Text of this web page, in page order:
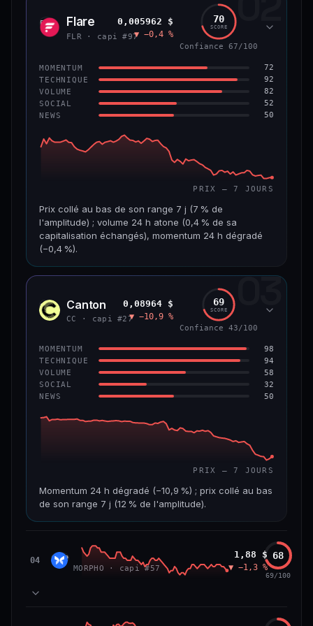
VAR. 7 J VAR. 30 J
+2,5 %
VS ATH
−45,9 %
CONFIANCE 65/100
FLR Flare
FLR · capi #97
0,005962 $
▼ −0,4 %
70
SCORE
Confiance 67/100
MOMENTUM 72
TECHNIQUE 92
VOLUME 82
SOCIAL 52
NEWS 50
PRIX — 7 JOURS
Prix collé au bas de son range 7 j (7 % de
l'amplitude) ; volume 24 h atone (0,4 % de sa
capitalisation échangés), momentum 24 h dégradé
(−0,4 %).
CAP. MARCHÉ VOLUME 24 H
VAR. 7 J VAR. 30 J
−8,8 %
VS ATH
−96,0 %
RANG CAPI.
#97
CONFIANCE 67/100
03
CC Canton
CC · capi #27
0,08964 $
▼ −10,9 %
69
SCORE
Confiance 43/100
MOMENTUM 98
TECHNIQUE 94
VOLUME 58
SOCIAL 32
NEWS 50
PRIX — 7 JOURS
Momentum 24 h dégradé (−10,9 %) ; prix collé au bas
de son range 7 j (12 % de l'amplitude).
3,5 Md$
VAR. 7 J VAR. 30 J
04 MORP Morpho
MORPHO · capi #57
1,88 $
▼ −1,3 %
68
69/100
84